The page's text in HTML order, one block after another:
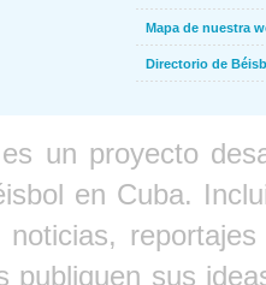
Mapa de nuestra
Directorio de
un proyecto
en Cuba.
noticias,
publiquen sus